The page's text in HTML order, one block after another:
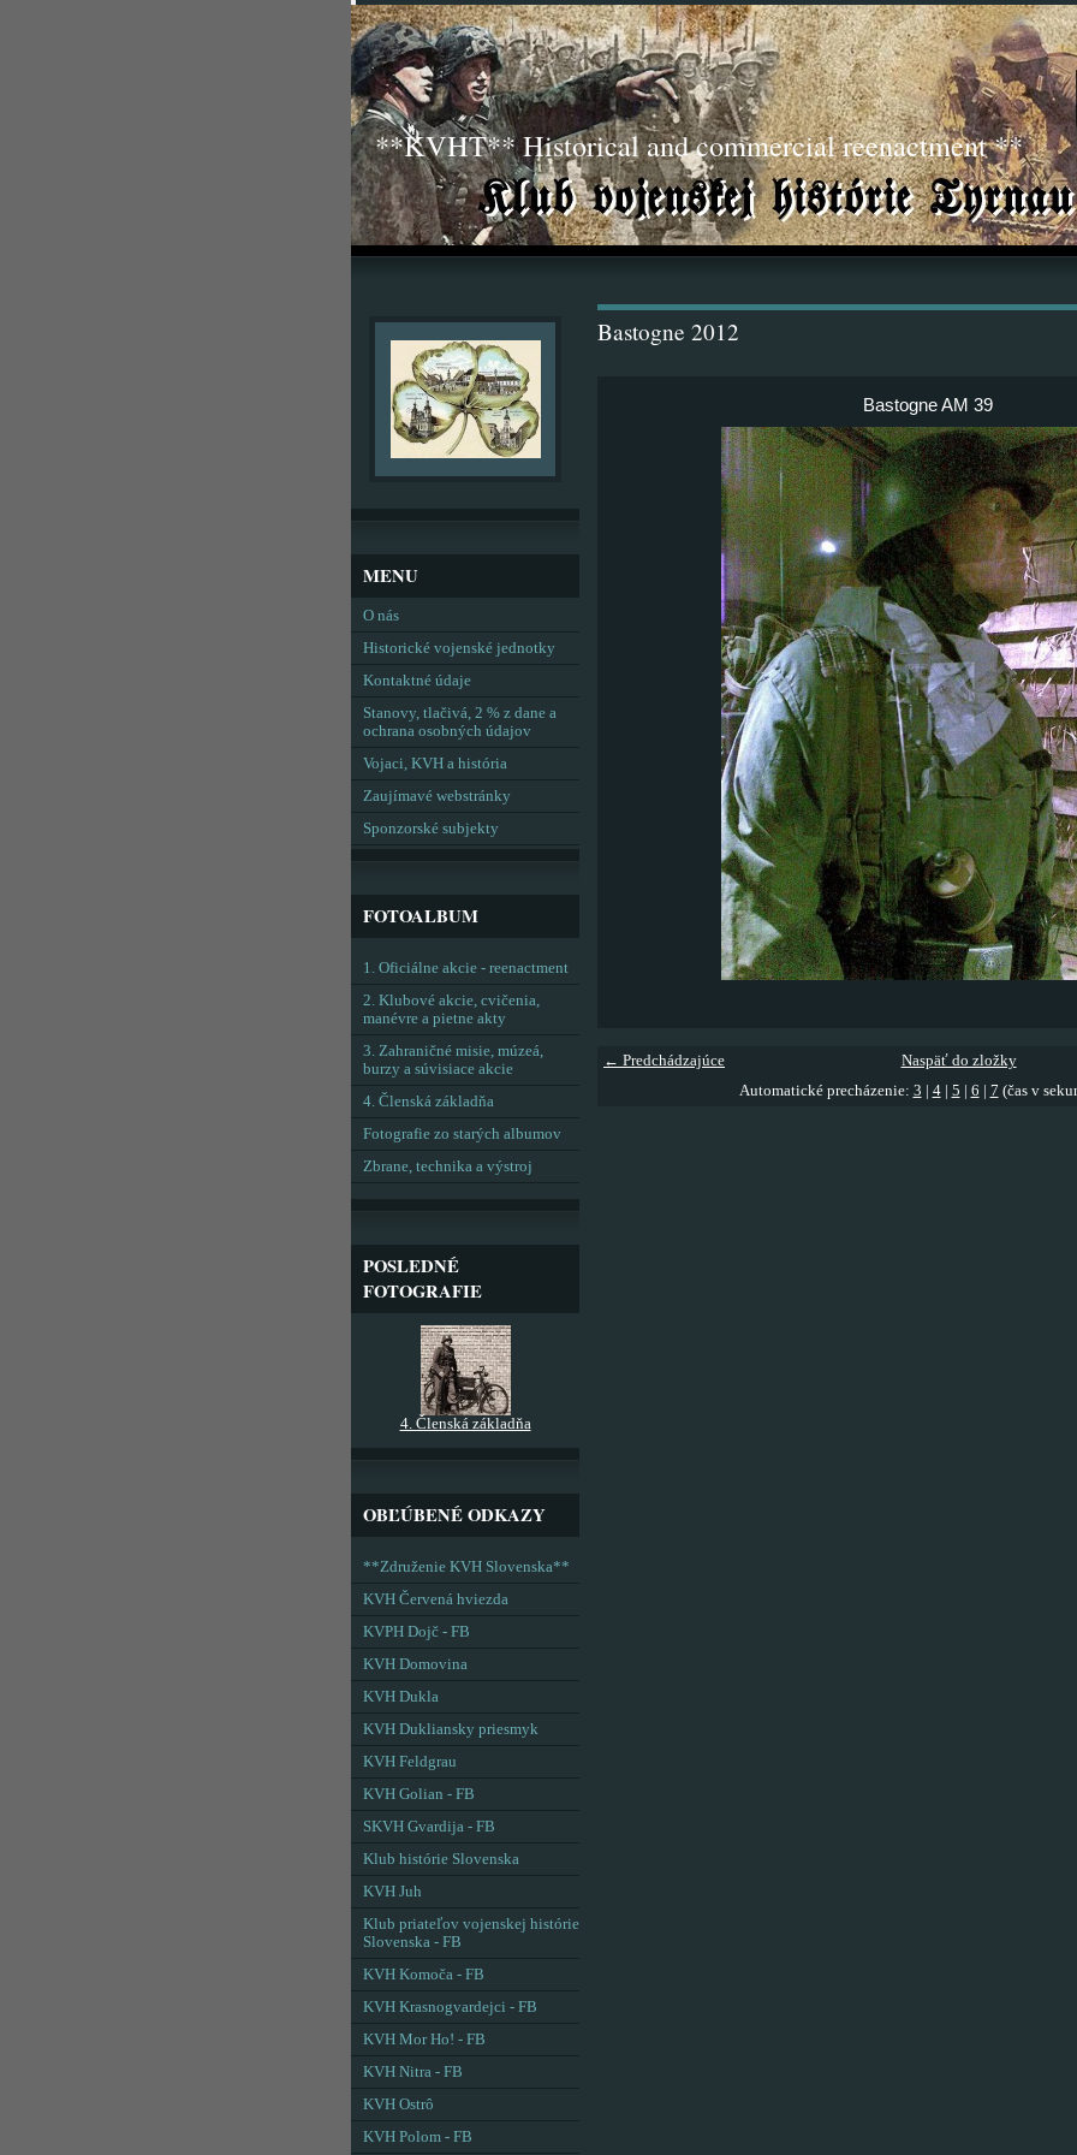
**KVHT** Historical and commercial reenactment **
Bastogne 2012
Bastogne AM 39
← Predchádzajúce
Naspäť do zložky
Automatické precházenie: 3 4| 5 6 7 (čas v
MENU
O nás
Historické vojenské jednotky
Kontaktné údaje
Stanovy, tlačivá, 2 % z dane a
ochrana osobných údajov
Vojaci, KVH a história
Zaujímavé webstránky
Sponzorské subjekty
FOTOALBUM
1. Oficiálne akcie - reenactment
2. Klubové akcie, cvičenia,
manévre a pietne akty
3. Zahraničné misie, múzeá,
burzy a súvisiace akcie
4. Členská základňa
Fotografie zo starých albumov
Zbrane, technika a výstroj
POSLEDNÉ
FOTOGRAFIE
4. Členská základňa
OBĽÚBENÉ ODKAZY
**Združenie KVH Slovenska**
KVH Červená hviezda
KVPH Dojč - FB
KVH Domovina
KVH Dukla
KVH Dukliansky priesmyk
KVH Feldgrau
KVH Golian - FB
SKVH Gvardija - FB
Klub histórie Slovenska
KVH Juh
Klub priateľov vojenskej histórie
Slovenska - FB
KVH Komoča - FB
KVH Krasnogvardejci - FB
KVH Mor Ho! - FB
KVH Nitra - FB
KVH Ostrô
KVH Polom - FB